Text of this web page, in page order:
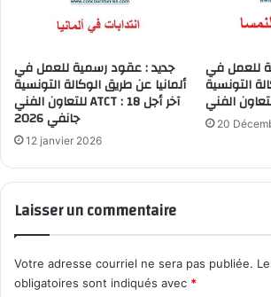
جديد : عقود رسمية للعمل في
ألمانيا عن طريق الوكالة التونسية
للتعاون الفني ATCT : آخر أجل 18
جانفي 2026
12 janvier 2026
للعمل في
التونسية
20
Laisser un commentaire
Votre adresse courriel ne sera pas publiée.
obligatoires sont indiqués avec *